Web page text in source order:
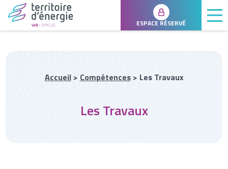
ESPACE RÉSERVÉ
Accueil> Compétences> Les Travaux
Les Travaux